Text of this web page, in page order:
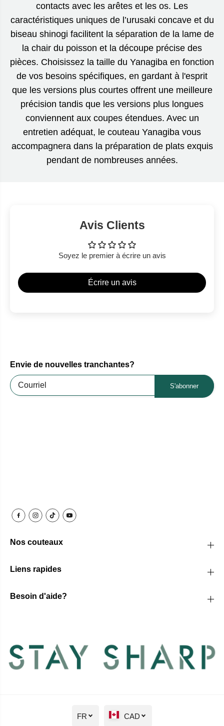
contacts avec les arêtes et les os. Les
caractéristiques uniques de l’urusaki concave et du
biseau shinogi facilitent la séparation de la lame de
la chair du poisson et la découpe précise des
pièces. Choisissez la taille du Yanagiba en fonction
de vos besoins spécifiques, en gardant à l'esprit
que les versions plus courtes offrent une meilleure
précision tandis que les versions plus longues
conviennent aux coupes étendues. Avec un
entretien adéquat, le couteau Yanagiba vous
accompagnera dans la préparation de plats exquis
pendant de nombreuses années.
Avis Clients
Soyez le premier à écrire un avis
Écrire un avis
Envie de nouvelles tranchantes?
S'abonner
Nos couteaux
Liens rapides
Besoin d'aide?
FR CAD